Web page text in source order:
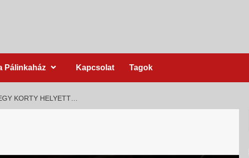
Pálinkaház Kapcsolat Tagok
KORTY HELYETT…